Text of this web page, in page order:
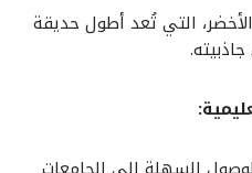
التي تُعد أطول حديقة